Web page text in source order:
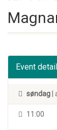
Event
søndag
11:00